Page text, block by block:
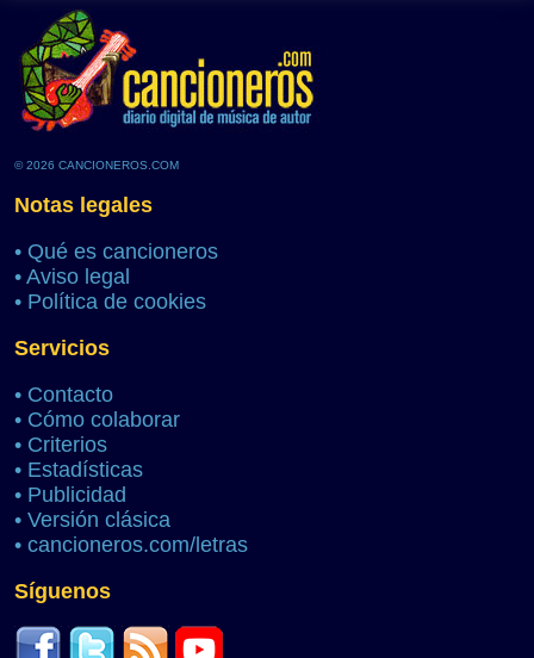
© 2026 CANCIONEROS.COM
Notas legales
• Qué es cancioneros
• Aviso legal
• Política de cookies
Servicios
• Contacto
• Cómo colaborar
• Criterios
• Estadísticas
• Publicidad
• Versión clásica
• cancioneros.com/letras
Síguenos